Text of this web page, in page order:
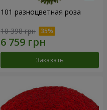
101 разноцветная роза
10 398 грн
Заказать